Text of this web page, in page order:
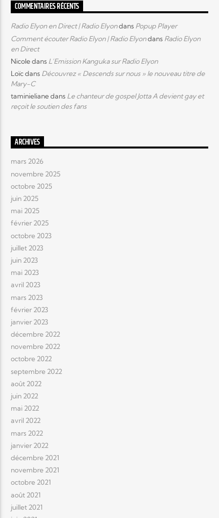
COMMENTAIRES RÉCENTS
Radio Elyon en Direct | Radio Elyondans Popup Player
Comment écouter Radio Elyon | Radio Elyondans Radio Elyon
en Direct
Nicoledans L’Emission Kanguka sur Radio Elyon
Loïcdans Découvrez « Descends sur nous » le nouveau titre de
Mary-C
taminielianedans Le chanteur de gospel Jotta A devient gay et
reçoit le soutien des fans
ARCHIVES
mars 2026
novembre 2025
octobre 2025
juin 2025
mai 2025
février 2025
octobre 2023
juillet 2023
juin 2023
mai 2023
avril 2023
mars 2023
février 2023
janvier 2023
décembre 2022
novembre 2022
octobre 2022
septembre 2022
août 2022
juin 2022
mai 2022
avril 2022
mars 2022
janvier 2022
décembre 2021
novembre 2021
octobre 2021
août 2021
juillet 2021